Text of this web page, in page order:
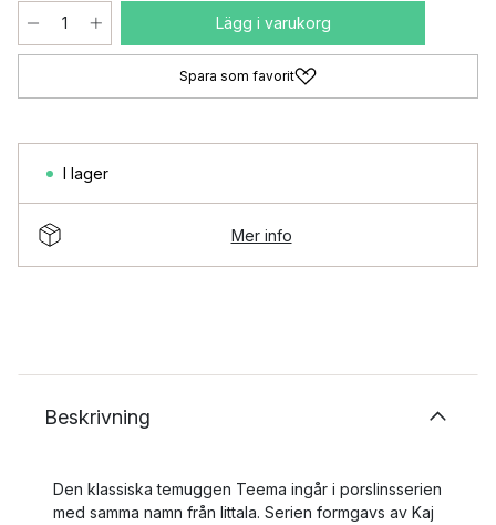
Lägg i varukorg
Spara som favorit
I lager
Mer info
Beskrivning
Den klassiska temuggen Teema ingår i porslinsserien
med samma namn från Iittala. Serien formgavs av Kaj